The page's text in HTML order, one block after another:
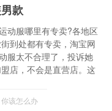
款
动服哪里有专卖?各地区
到处都有专卖，淘宝网
服太不合理了，投诉她
店，不会是直营店。这
你该怎么办